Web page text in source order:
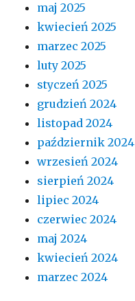
maj 2025
kwiecień 2025
marzec 2025
luty 2025
styczeń 2025
grudzień 2024
listopad 2024
październik 2024
wrzesień 2024
sierpień 2024
lipiec 2024
czerwiec 2024
maj 2024
kwiecień 2024
marzec 2024